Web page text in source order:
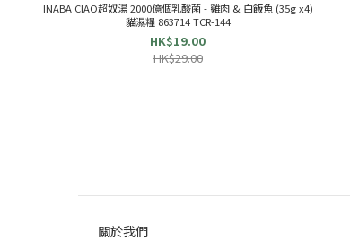
INABA CIAO超奴湯 2000億個乳酸菌 - 雞肉 & 白飯魚 (35g x4)
貓濕糧 863714 TCR-144
HK$19.00
HK$29.00
關於我們